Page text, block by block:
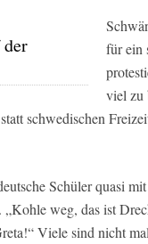
für ein
viel zu
schwedischen
Schüler quasi
weg, das ist
Viele sind nicht